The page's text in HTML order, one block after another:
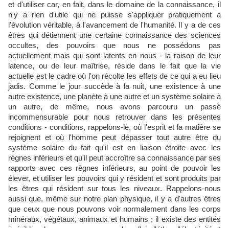
et d'utiliser car, en fait, dans le domaine de la connaissance, il
n'y a rien d'utile qui ne puisse s'appliquer pratiquement à
l'évolution véritable, à l'avancement de l'humanité. Il y a de ces
êtres qui détiennent une certaine connaissance des sciences
occultes, des pouvoirs que nous ne possédons pas
actuellement mais qui sont latents en nous - la raison de leur
latence, ou de leur maîtrise, réside dans le fait que la vie
actuelle est le cadre où l'on récolte les effets de ce qui a eu lieu
jadis. Comme le jour succède à la nuit, une existence à une
autre existence, une planète à une autre et un système solaire à
un autre, de même, nous avons parcouru un passé
incommensurable pour nous retrouver dans les présentes
conditions - conditions, rappelons-le, où l'esprit et la matière se
rejoignent et où l'homme peut dépasser tout autre être du
système solaire du fait qu'il est en liaison étroite avec les
règnes inférieurs et qu'il peut accroître sa connaissance par ses
rapports avec ces règnes inférieurs, au point de pouvoir les
élever, et utiliser les pouvoirs qui y résident et sont produits par
les êtres qui résident sur tous les niveaux. Rappelons-nous
aussi que, même sur notre plan physique, il y a d'autres êtres
que ceux que nous pouvons voir normalement dans les corps
minéraux, végétaux, animaux et humains ; il existe des entités